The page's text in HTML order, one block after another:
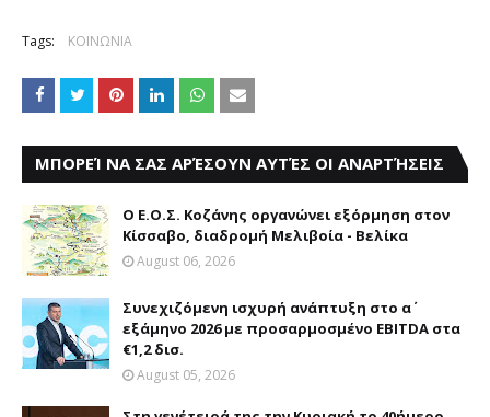
Tags: ΚΟΙΝΩΝΙΑ
ΜΠΟΡΕΊ ΝΑ ΣΑΣ ΑΡΈΣΟΥΝ ΑΥΤΈΣ ΟΙ ΑΝΑΡΤΉΣΕΙΣ
Ο Ε.Ο.Σ. Κοζάνης οργανώνει εξόρμηση στον
Κίσσαβο, διαδρομή Μελιβοία - Βελίκα
August 06, 2026
Συνεχιζόμενη ισχυρή ανάπτυξη στο α΄
εξάμηνο 2026 με προσαρμοσμένο EBITDA στα
€1,2 δισ.
August 05, 2026